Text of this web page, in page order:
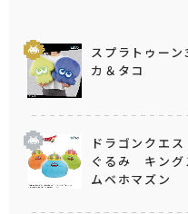
スプラトゥー
カ＆タコ
ドラゴンクエ
ぐるみ キング
ムベホマズン